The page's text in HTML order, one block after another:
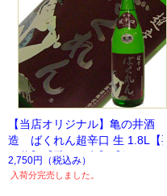
【当店オリジナル】亀の井酒
造 ばくれん超辛口 生 1.8L【要
冷蔵】【季節限定】【数量限
定】
2,750円 （税込み）
入荷分完売しました。